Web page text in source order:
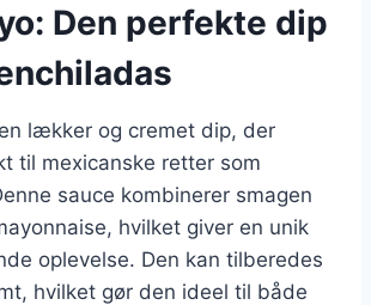
Den perfekte dip
lækker og cremet dip, der
til mexicanske retter som
sauce kombinerer smagen
hvilket giver en unik
oplevelse. Den kan tilberedes
hvilket gør den ideel til både